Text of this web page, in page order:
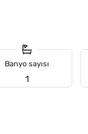
Banyo sayısı
1